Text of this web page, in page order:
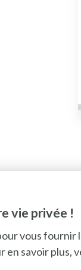
vie privée !
vous
en savoir plus,